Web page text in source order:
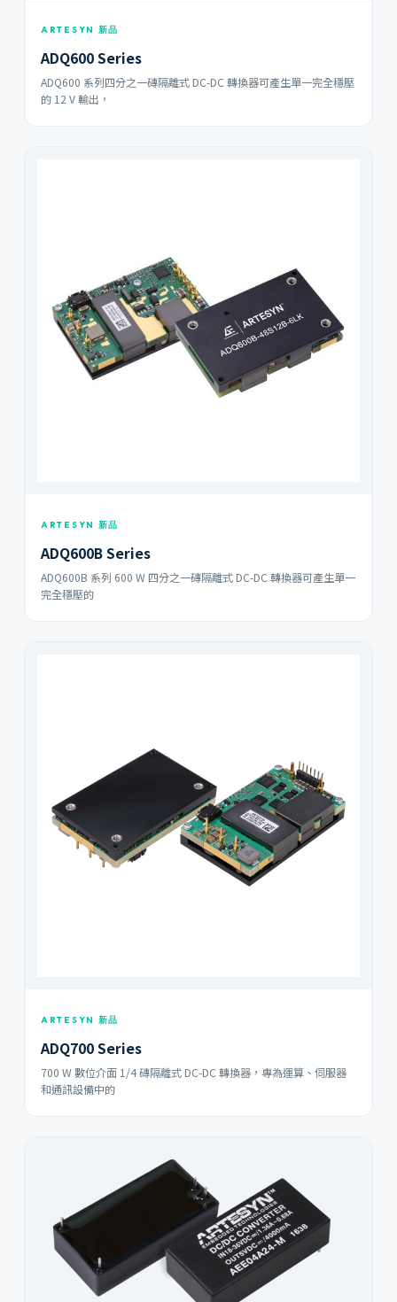
ARTESYN 新品
ADQ600 Series
ADQ600 系列四分之一磚隔離式 DC-DC 轉換器可產生單一完全穩壓
的 12 V 輸出，
ARTESYN 新品
ADQ600B Series
ADQ600B 系列 600 W 四分之一磚隔離式 DC-DC 轉換器可產生單一
完全穩壓的
ARTESYN 新品
ADQ700 Series
700 W 數位介面 1/4 磚隔離式 DC-DC 轉換器，專為運算、伺服器
和通訊設備中的